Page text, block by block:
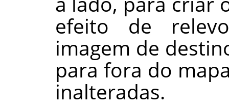
efeito de
imagem de
para fora do
inalteradas.